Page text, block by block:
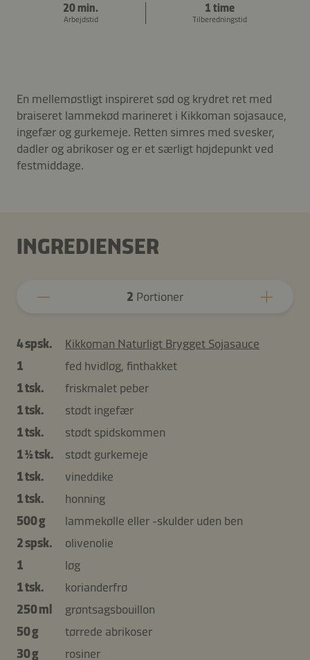
20 min.
Arbejdstid
1 time
Tilberedningstid
En mellemøstligt inspireret sød og krydret ret med
braiseret lammekød marineret i Kikkoman sojasauce,
ingefær og gurkemeje. Retten simres med svesker,
dadler og abrikoser og er et særligt højdepunkt ved
festmiddage.
INGREDIENSER
2 Portioner
4 spsk.
Kikkoman Naturligt Brygget Sojasauce
1
fed hvidløg, finthakket
1 tsk.
friskmalet peber
1 tsk.
stødt ingefær
1 tsk.
stødt spidskommen
1 ½ tsk.
stødt gurkemeje
1 tsk.
vineddike
1 tsk.
honning
500 g
lammekølle eller -skulder uden ben
2 spsk.
olivenolie
1
løg
1 tsk.
korianderfrø
250 ml
grøntsagsbouillon
50 g
tørrede abrikoser
30 g
rosiner